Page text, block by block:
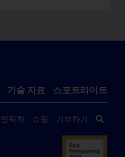
기술 자료 스포트라이트
연락처 쇼핑 기부하기